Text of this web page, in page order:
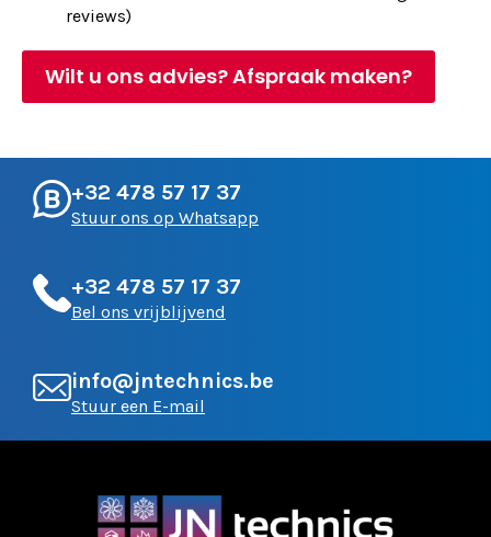
reviews)
Wilt u ons advies? Afspraak maken?
+32 478 57 17 37
Stuur ons op Whatsapp
+32 478 57 17 37
Bel ons vrijblijvend
info@jntechnics.be
Stuur een E-mail